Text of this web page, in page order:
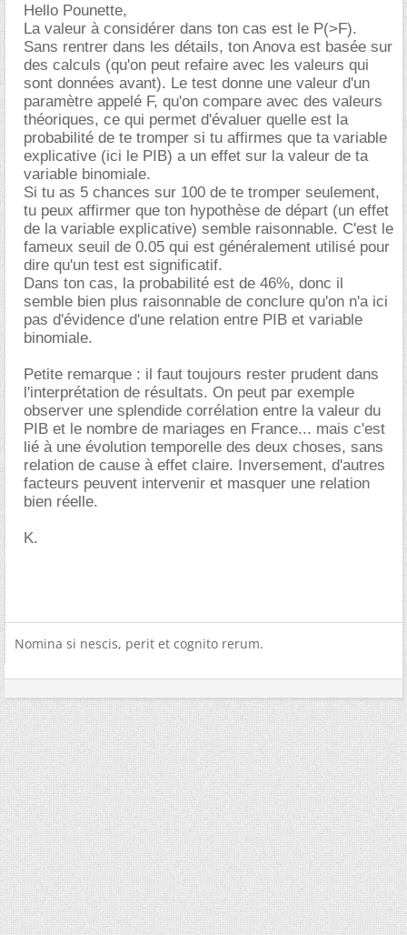
Hello Pounette,
La valeur à considérer dans ton cas est le P(>F).
Sans rentrer dans les détails, ton Anova est basée sur
des calculs (qu'on peut refaire avec les valeurs qui
sont données avant). Le test donne une valeur d'un
paramètre appelé F, qu'on compare avec des valeurs
théoriques, ce qui permet d'évaluer quelle est la
probabilité de te tromper si tu affirmes que ta variable
explicative (ici le PIB) a un effet sur la valeur de ta
variable binomiale.
Si tu as 5 chances sur 100 de te tromper seulement,
tu peux affirmer que ton hypothèse de départ (un effet
de la variable explicative) semble raisonnable. C'est le
fameux seuil de 0.05 qui est généralement utilisé pour
dire qu'un test est significatif.
Dans ton cas, la probabilité est de 46%, donc il
semble bien plus raisonnable de conclure qu'on n'a ici
pas d'évidence d'une relation entre PIB et variable
binomiale.
Petite remarque : il faut toujours rester prudent dans
l'interprétation de résultats. On peut par exemple
observer une splendide corrélation entre la valeur du
PIB et le nombre de mariages en France... mais c'est
lié à une évolution temporelle des deux choses, sans
relation de cause à effet claire. Inversement, d'autres
facteurs peuvent intervenir et masquer une relation
bien réelle.
K.
Nomina si nescis, perit et cognito rerum.